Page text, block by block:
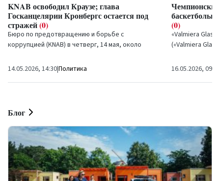
KNAB освободил Краузе; глава
Госканцелярии Кронбергс остается под
стражей(0)
Бюро по предотвращению и борьбе с
коррупцией (KNAB) в четверг, 14 мая, около
бывшего министра...
14.05.2026, 14:30|Политика
(0)
«Valmiera
(«Valmiera
В...
16.05.2026, 09:09
Блог